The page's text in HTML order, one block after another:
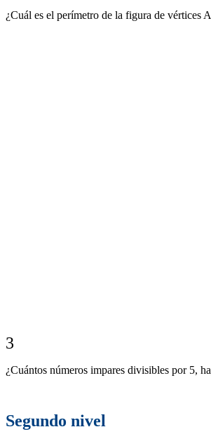
¿Cuál es el perímetro de la figura de vértices
3
¿Cuántos números impares divisibles por 5,
Segundo nivel